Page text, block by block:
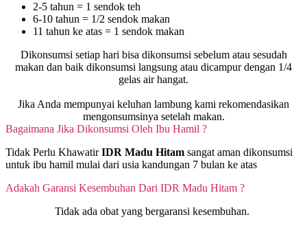
2-5 tahun = 1 sendok teh
6-10 tahun = 1/2 sendok makan
11 tahun ke atas = 1 sendok makan
Dikonsumsi setiap hari bisa dikonsumsi sebelum atau sesudah
makan dan baik dikonsumsi langsung atau dicampur dengan 1/4
gelas air hangat.
Jika Anda mempunyai keluhan lambung kami rekomendasikan
mengonsumsinya setelah makan.
Bagaimana Jika Dikonsumsi Oleh Ibu Hamil ?
Tidak Perlu KhawatirIDR Madu Hitam sangat aman dikonsumsi
untuk ibu hamil mulai dari usia kandungan 7 bulan ke atas
Adakah Garansi Kesembuhan Dari IDR Madu Hitam ?
Tidak ada obat yang bergaransi kesembuhan.